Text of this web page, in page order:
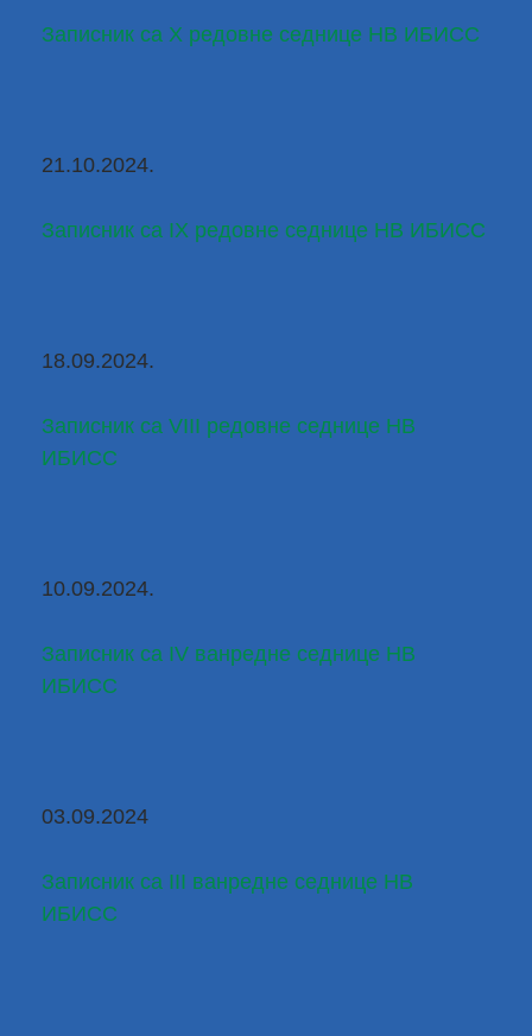
Записник са Х редовне седнице НВ ИБИСС
21.10.2024.
Записник са IX редовне седнице НВ ИБИСС
18.09.2024.
Записник са VIII редовне седнице НВ
ИБИСС
10.09.2024.
Записник са IV ванредне седнице НВ
ИБИСС
03.09.2024
Записник са III ванредне седнице НВ
ИБИСС